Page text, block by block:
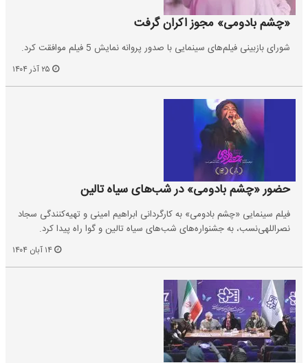
«چشم بادومی» مجوز اکران گرفت
شورای بازبینی فیلم‌های سینمایی با صدور پروانه نمایش 5 فیلم موافقت کرد.
حضور «چشم بادومی» در شب‌های سیاه تالین
فیلم سینمایی «چشم بادومی» به کارگردانی ابراهیم امینی و تهیه‌کنندگی سجاد
نصراللهی‌نسب، به جشنواره‌های شب‌های سیاه تالین و گوا راه پیدا کرد.